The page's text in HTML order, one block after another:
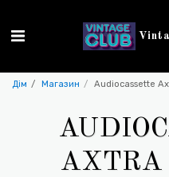
Дім Магазин Audiocassette
AXTRA